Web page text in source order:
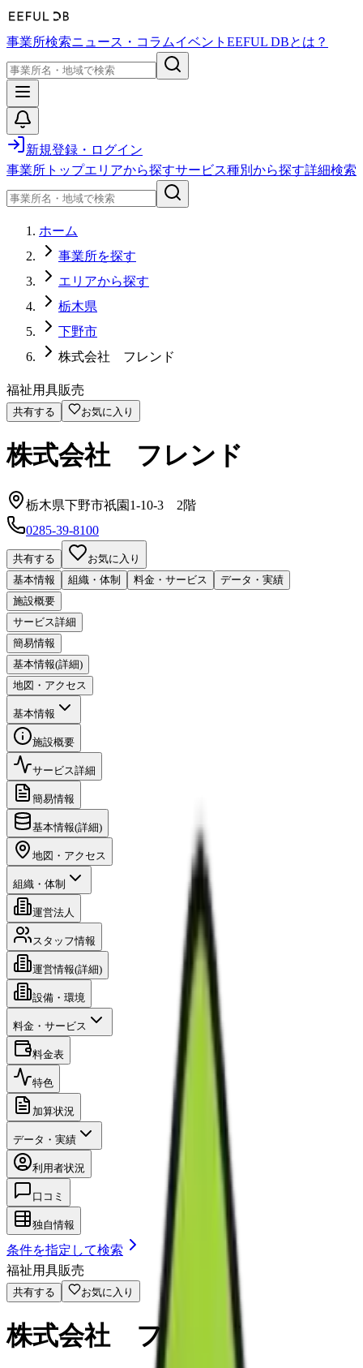
事業所検索ニュース・コラムイベント EEFUL DBとは？
新規登録・ログイン
事業所トップエリアから探すサービス種別から探す詳細検索
ホーム
事業所を探す
エリアから探す
栃木県
下野市
株式会社 フレンド
福祉用具販売
共有する お気に入り
株式会社 フレンド
栃木県下野市祇園1-10-3 2階
0285-39-8100
共有する
お気に入り
基本情報
組織・体制 料金・サービス
データ・実績
施設概要
サービス詳細
簡易情報
基本情報(詳細)
地図・アクセス
基本情報
施設概要
サービス詳細
簡易情報
基本情報(詳細)
地図・アクセス
組織・体制
運営法人
スタッフ情報
運営情報(詳細)
設備・環境
料金・サービス
料金表
特色
加算状況
データ・実績
利用者状況
口コミ
独自情報
条件を指定して検索
福祉用具販売
共有する お気に入り
株式会社 フレンド